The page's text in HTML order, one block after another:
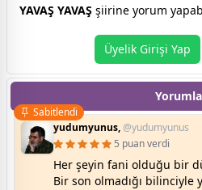
YAVAŞ YAVAŞ şiirine yorum
Üyelik Girişi Yap
Sabitlendi
yudumyunus,@yudumyunus
5 puan verdi
Her şeyin fani olduğu bir
Bir son olmadığı bilinciyle